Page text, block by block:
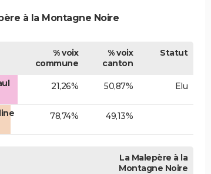
à la Montagne Noire
% voix
commune
% voix
canton
Statut
21,26% 50,87% Elu
78,74% 49,13%
La Malepère à la
Montagne Noire